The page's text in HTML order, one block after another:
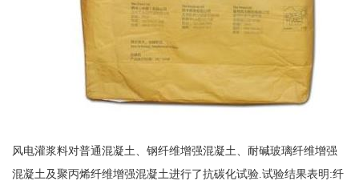
风电灌浆料对普通混凝土、钢纤维增强混凝土、耐碱玻璃纤维增强
混凝土及聚丙烯纤维增强混凝土进行了抗碳化试验.试验结果表明:纤